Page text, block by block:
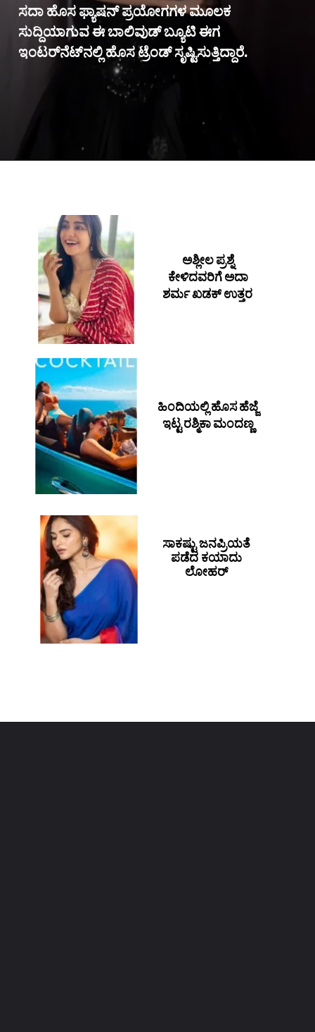
ಸದಾ ಹೊಸ ಫ್ಯಾಷನ್ ಪ್ರಯೋಗಗಳ ಮೂಲಕ
ಸುದ್ದಿಯಾಗುವ ಈ ಬಾಲಿವುಡ್ ಬ್ಯೂಟಿ ಈಗ
ಇಂಟರ್‌ನೆಟ್‌ನಲ್ಲಿ ಹೊಸ ಟ್ರೆಂಡ್ ಸೃಷ್ಟಿಸುತ್ತಿದ್ದಾರೆ.
ಹಿಂದಿಯಲ್ಲಿ ಹೊಸ ಹೆಜ್ಜೆ
ಇಟ್ಟ ರಶ್ಮಿಕಾ ಮಂದಣ್ಣ
ಸಾಕಷ್ಟು ಜನಪ್ರಿಯತೆ
ಪಡೆದ ಕಯಾದು
ಲೋಹರ್
ಅಶ್ಲೀಲ ಪ್ರಶ್ನೆ
ಕೇಳಿದವರಿಗೆ ಅದಾ
ಶರ್ಮ ಖಡಕ್ ಉತ್ತರ